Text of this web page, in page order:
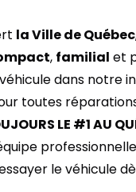
la Ville de Québec
, familial et
dans notre
toutes
LE #1 AU
le véhicule